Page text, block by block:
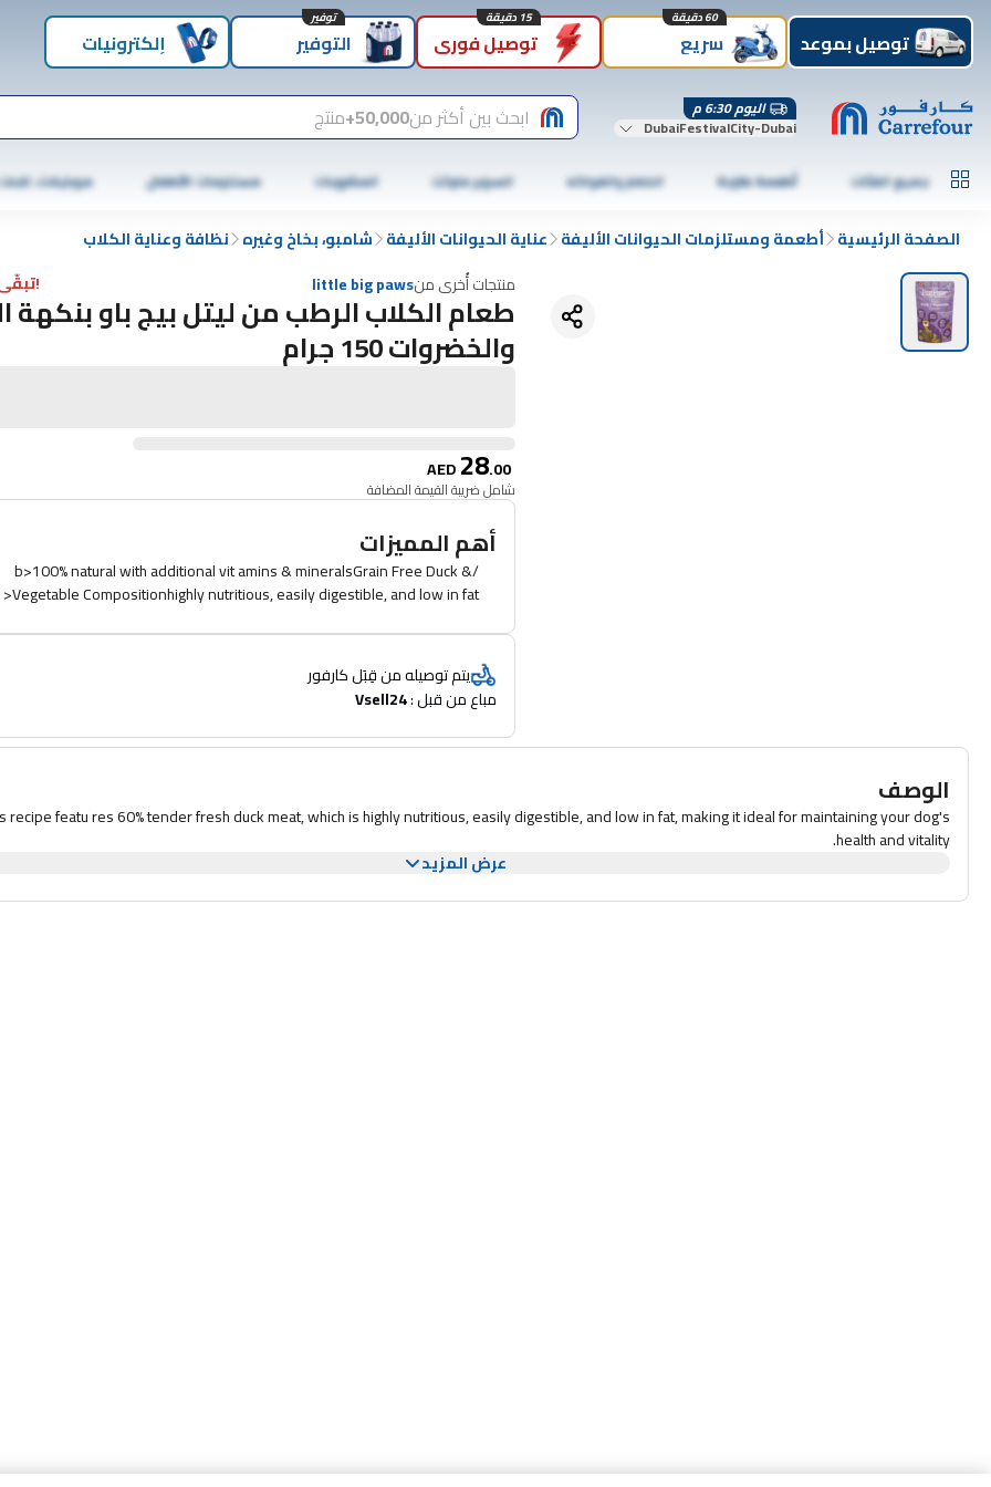
توصيل بموعد سريع
60 دقيقة
توصيل فوري
15 دقيقة
التوفير
توفير
إلكترونيات
اليوم 6:30 م
DubaiFestivalCity-Dubai ابحث بين أكثر من50,000+ منتج
جميع الفئات أطعمة طازجة الخضار والفواكه السوبر ماركت المشروبات مستلزمات الأطفال موبايلات،
الصفحة الرئيسية أطعمة ومستلزمات الحيوانات الأليفة عناية الحيوانات الأليفة شامبو، بخاخ وغيره نظافة وعناية الكلاب
منتجات أُخرى منlittle big paws !تبقّى 5
طعام الكلاب الرطب من ليتل بيج باو بنكهة
والخضروات 150 جرام
AED28.00
شامل ضريبة القيمة المضافة
أهم المميزات
/b>100% natural with additional vit amins & mineralsGrain Free Duck &
Vegetable Compositionhighly nutritious, easily digestible, and low in fat<
يتم توصيله من قِبَل كارفور
مباع من قبل : Vsell24
الوصف
recipe featu res 60% tender fresh duck meat, which is highly nutritious, easily digestible, and low in fat, making it ideal for maintaining your dog's
health and vitality.
عرض المزيد